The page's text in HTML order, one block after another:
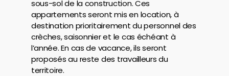
sous-sol de la construction. Ces
appartements seront mis en location, à
destination prioritairement du personnel des
crèches, saisonnier et le cas échéant à
l’année. En cas de vacance, ils seront
proposés au reste des travailleurs du
territoire.